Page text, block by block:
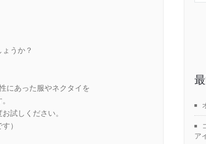
うか？
にあった服やネクタイを
試しください。
）
ア